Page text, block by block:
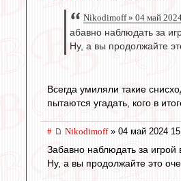
Nikodimoff » 04 май
абавно наблюдать за
Ну, а вы продолжайте
Всегда умиляли такие
пытаются угадать, кого в
# Nikodimoff» 04 май 2024
Забавно наблюдать за
Ну, а вы продолжайте это